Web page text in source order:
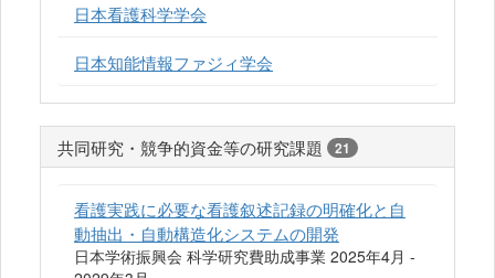
日本看護科学学会
日本知能情報ファジィ学会
共同研究・競争的資金等の研究課題 21
看護実践に必要な看護叙述記録の明確化と自
動抽出・自動構造化システムの開発
日本学術振興会 科学研究費助成事業 2025年4月 -